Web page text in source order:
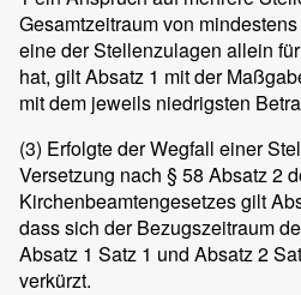
Gesamtzeitraum von
eine der Stellenzulagen allein
hat, gilt Absatz 1 mit der
mit dem jeweils niedrigsten
(3) Erfolgte der Wegfall einer
Versetzung nach § 58 Absatz 2
Kirchenbeamtengesetzes gilt
dass sich der Bezugszeitraum
Absatz 1 Satz 1 und Absatz 2
verkürzt.